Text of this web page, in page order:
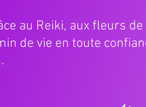
au Reiki, aux fleurs
de vie en toute